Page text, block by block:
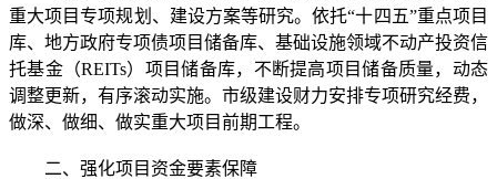
重大项目专项规划、建设方案等研究。依托“十四五”重点项目
库、地方政府专项债项目储备库、基础设施领域不动产投资信
托基金（REITs）项目储备库，不断提高项目储备质量，动态
调整更新，有序滚动实施。市级建设财力安排专项研究经费，
做深、做细、做实重大项目前期工程。
二、强化项目资金要素保障